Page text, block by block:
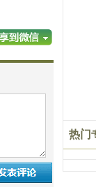
热门